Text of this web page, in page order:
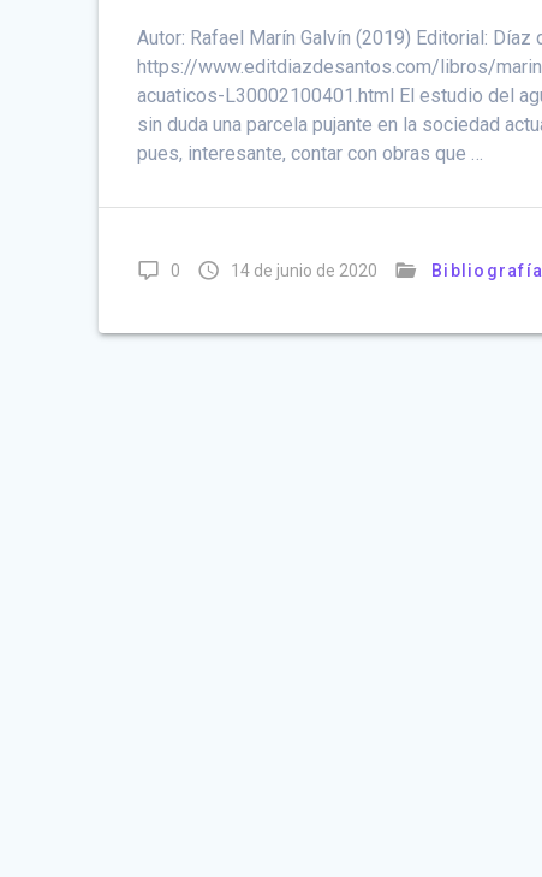
Autor: Rafael Marín Galvín (2019) Editorial:
https://www.editdiazdesantos.com/libros/
acuaticos-L30002100401.html El estudio del
sin duda una parcela pujante en la sociedad
pues, interesante, contar con obras que …
0 14 de junio de 2020 Bibliografía